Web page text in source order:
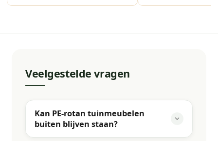
Veelgestelde vragen
Kan PE-rotan tuinmeubelen
buiten blijven staan?